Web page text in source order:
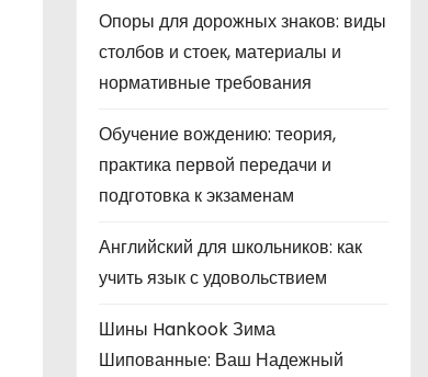
Опоры для дорожных знаков: виды
столбов и стоек, материалы и
нормативные требования
Обучение вождению: теория,
практика первой передачи и
подготовка к экзаменам
Английский для школьников: как
учить язык с удовольствием
Шины Hankook Зима
Шипованные: Ваш Надежный